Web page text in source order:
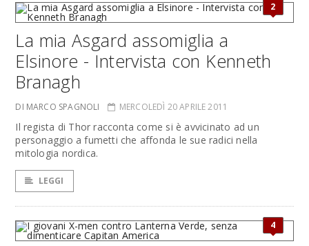
2
La mia Asgard assomiglia a
Elsinore - Intervista con Kenneth
Branagh
DI MARCO SPAGNOLI MERCOLEDÌ 20 APRILE 2011
Il regista di Thor racconta come si è avvicinato ad un
personaggio a fumetti che affonda le sue radici nella
mitologia nordica.
LEGGI
4